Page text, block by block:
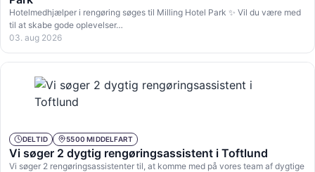
Hotelmedhjælper i rengøring søges til Milling Hotel Park ✨ Vil du være med
til at skabe gode oplevelser…
03. aug 2026
DELTID 5500 MIDDELFART
Vi søger 2 dygtig rengøringsassistent i Toftlund
Vi søger 2 rengøringsassistenter til, at komme med på vores team af dygtige